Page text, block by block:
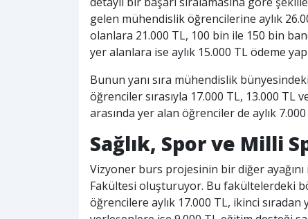
gelen mühendislik öğrencilerine aylık
olanlara 21.000 TL, 100 bin ile 150 bin
yer alanlara ise aylık 15.000 TL ödeme
Bunun yanı sıra mühendislik
öğrenciler sırasıyla 17.000 TL, 13.000
arasında yer alan öğrenciler de aylık
Sağlık, Spor ve Milli
Vizyoner burs projesinin bir diğer
Fakültesi oluşturuyor. Bu fakültelerdeki
öğrencilere aylık 17.000 TL, ikinci